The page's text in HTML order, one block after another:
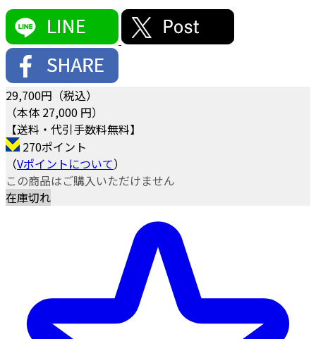
29,700円（税込）
（本体 27,000 円）
【送料・代引手数料無料】
270ポイント
（Vポイントについて）
この商品はご購入いただけません
在庫切れ